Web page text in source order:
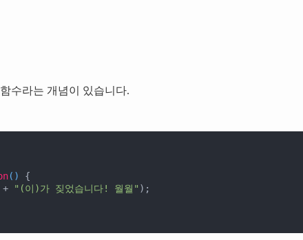
수라는 개념이 있습니다.
( ) {
+ "(이)가 짖었습니다! 월월" );